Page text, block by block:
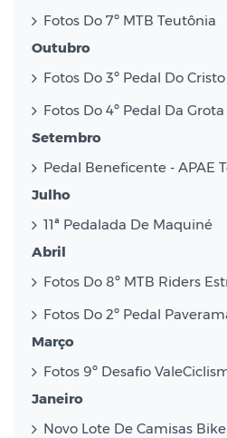
Fotos Do 7º MTB Teutônia
Outubro
Fotos Do 3º Pedal Do Cristo
Fotos Do 4º Pedal Da Grota
Setembro
Pedal Beneficente - APAE
Julho
11ª Pedalada De Maquiné
Abril
Fotos Do 8º MTB Riders
Fotos Do 2º Pedal
Março
Fotos 9º Desafio
Janeiro
Novo Lote De Camisas